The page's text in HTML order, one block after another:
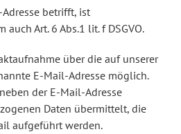
betrifft, ist
auch Art. 6 Abs.1 lit. f DSGVO.
über die auf unserer
E-Mail-Adresse möglich.
der E-Mail-Adresse
Daten übermittelt, die
aufgeführt werden.